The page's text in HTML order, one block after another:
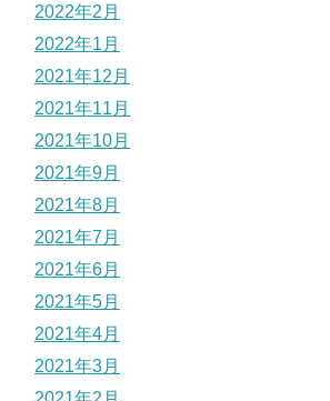
2022年2月
2022年1月
2021年12月
2021年11月
2021年10月
2021年9月
2021年8月
2021年7月
2021年6月
2021年5月
2021年4月
2021年3月